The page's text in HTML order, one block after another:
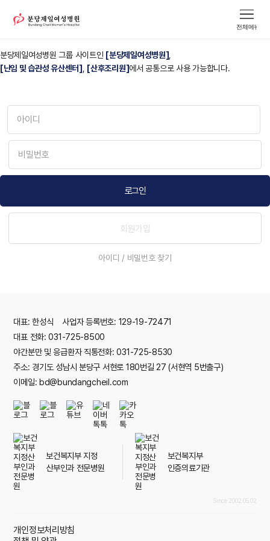
안녕하세요.
분당제일여성병원입니다.
분당제일여성병원 그룹 사이트인 [분당제일여성병원]
[난임 및 습관성 유산센터]
[산후조리원]에서 공통으로 사용 가능합니다.
로그인
회원가입
아이디 / 비밀번호 찾기
대표: 한성식 사업자 등록번호: 129-19-72471
대표 전화: 031-725-8500
야간분만 및 응급환자 직통전화: 031-725-8530
주소: 경기도 성남시 분당구 서현로 180번길 27 (서현역 5번출구)
이메일: bd@bundangcheil.com
보건복지부 지정
산부인과 전문병원
보건복지부
인증의료기관
Since 2002.05.02
개인정보처리방침